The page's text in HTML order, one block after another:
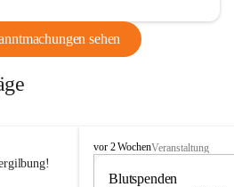
sehen
B
vor 2 WochenVeranstaltung
Blutspenden